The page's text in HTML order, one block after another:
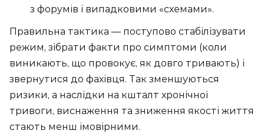
з форумів і випадковими «схемами».
Правильна тактика — поступово стабілізувати
режим, зібрати факти про симптоми (коли
виникають, що провокує, як довго тривають) і
звернутися до фахівця. Так зменшуються
ризики, а наслідки на кшталт хронічної
тривоги, виснаження та зниження якості життя
стають менш імовірними.